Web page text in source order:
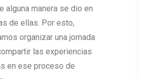
alguna manera se dio en
de ellas. Por esto,
organizar una jornada
las experiencias
en ese proceso de